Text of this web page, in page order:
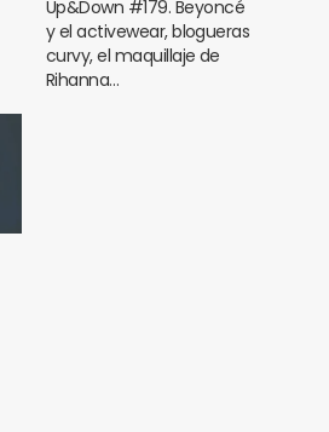
Up&Down #179. Beyoncé
y el activewear, blogueras
curvy, el maquillaje de
Rihanna…